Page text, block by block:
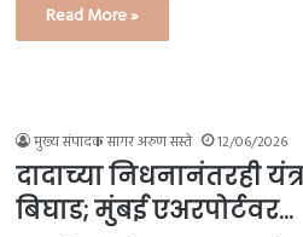
Read More »
मुख्य संपादक सागर अरुण सस्ते 12/06/2026
दादाच्या निधनानंतरही
बिघाड; मुंबई एअरपोर्टवर…